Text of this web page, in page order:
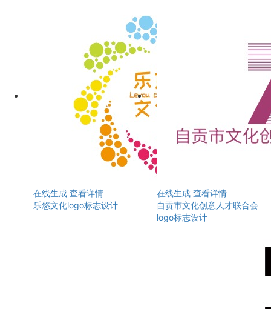
在线生成 查看详情
乐悠文化logo标志设计
在线生成 查看详情
自贡市文化创意人才联合会
logo标志设计